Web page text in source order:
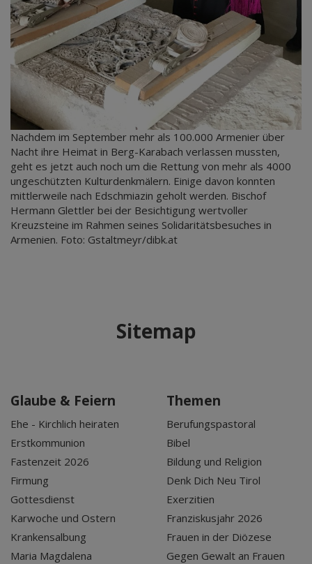
Nachdem im September mehr als 100.000 Armenier über
Nacht ihre Heimat in Berg-Karabach verlassen mussten,
geht es jetzt auch noch um die Rettung von mehr als 4000
ungeschützten Kulturdenkmälern. Einige davon konnten
mittlerweile nach Edschmiazin geholt werden. Bischof
Hermann Glettler bei der Besichtigung wertvoller
Kreuzsteine im Rahmen seines Solidaritätsbesuches in
Armenien. Foto: Gstaltmeyr/dibk.at
Sitemap
Glaube & Feiern
Ehe - Kirchlich heiraten
Erstkommunion
Fastenzeit 2026
Firmung
Gottesdienst
Karwoche und Ostern
Krankensalbung
Maria Magdalena
Themen
Berufungspastoral
Bibel
Bildung und Religion
Denk Dich Neu Tirol
Exerzitien
Franziskusjahr 2026
Frauen in der Diözese
Gegen Gewalt an Frauen